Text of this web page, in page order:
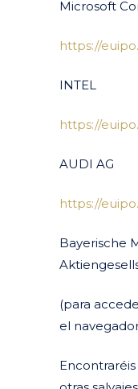
Microsoft
https://
INTEL
https://
AUDI AG
https://
Bayerische
(para
el